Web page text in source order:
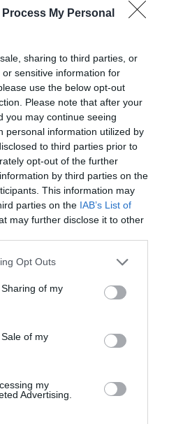
Process My Personal
sharing to third parties, or
sensitive information for
use the below opt-out
Please note that after your
you may continue seeing
personal information utilized by
to third parties prior to
opt-out of the further
by third parties on the
This information may
parties on the IAB’s List of
may further disclose it to other
Opt Outs
of my
of my
my
Advertising.
το Culturenow.gr
Άρθρα
Έκθεση Βιβλίου